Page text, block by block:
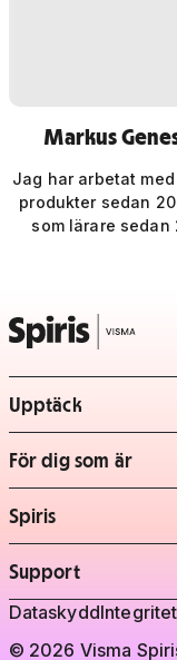
Markus
Jag har arbetat med
produkter sedan
som lärare sedan
Upptäck
– klicka för att
För dig som är
– klicka för att
Spiris
– klicka för att
Support
– klicka för att
Juridisk
Dataskydd
© 2026 Visma